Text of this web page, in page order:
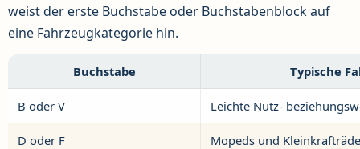
weist der erste Buchstabe oder Buchstabenblock auf
eine Fahrzeugkategorie hin.
Buchstabe Typische
B oder V Leichte Nutz-
D oder F Mopeds und